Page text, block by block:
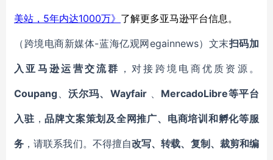
美站，5年内达1000万》 了解更多亚马逊平台信息。
（跨境电商新媒体-蓝海亿观网egainnews）文末扫码加
入 亚马逊运营交流群 ，对接跨境电商优质资源。
Coupang 、沃尔玛、 Wayfair MercadoLibre等平台
入驻 ，品牌文案策划及全网推广、电商培训和孵化等服
务 ，请联系我们。不得擅自改写、转载、复制、裁剪和编